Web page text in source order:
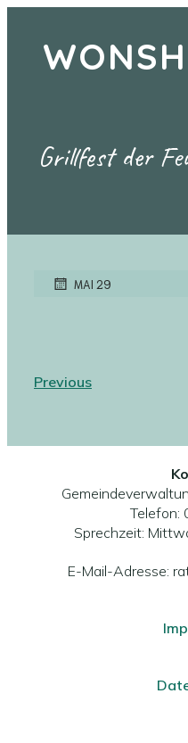
Grillfest der
MAI 29
Previous
Sprechzeit:
E-Mail-Adresse: